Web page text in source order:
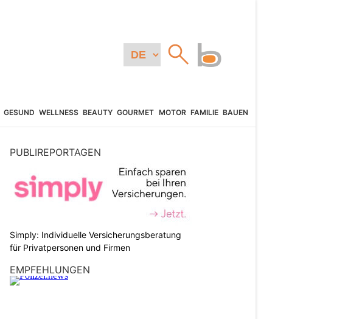
GESUND WELLNESS BEAUTY GOURMET MOTOR FAMILIE BAUEN
PUBLIREPORTAGEN
Simply: Individuelle Versicherungsberatung
für Privatpersonen und Firmen
EMPFEHLUNGEN